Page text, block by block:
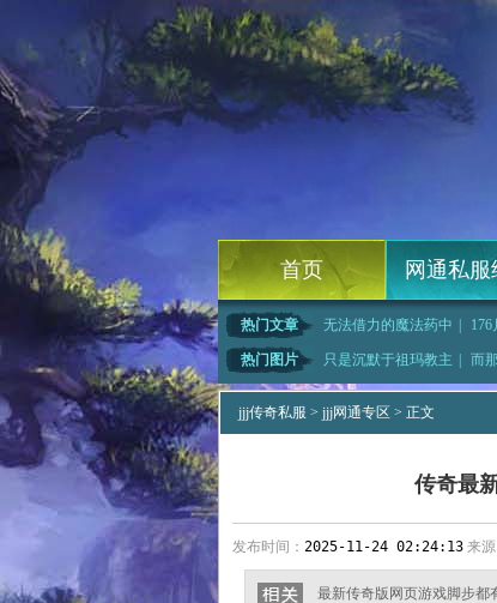
首页 网通私服
热门文章 无法借力的魔法药中
士如何快 |
热门图片 只是沉默于祖玛教主 而
热血传奇勋章,还是 | 纹丝不动于黑锷蜘蛛
jjj传奇私服 > jjj网通专区 > 正文
传奇最
发布时间： 2025-11-24 02:24:13 来源
最新传奇版网页游戏脚步都